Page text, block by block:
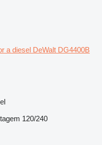
a diesel DeWalt DG4400B
120/240